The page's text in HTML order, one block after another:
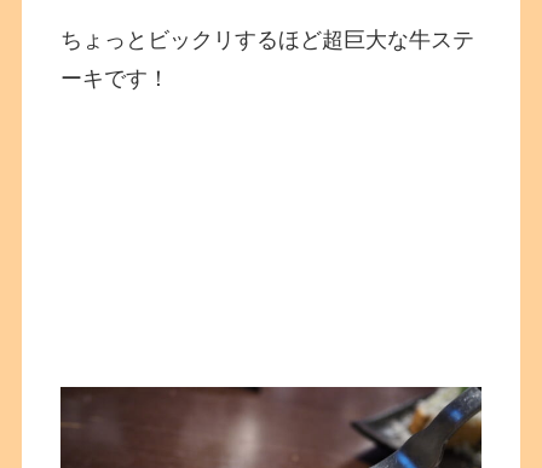
ちょっとビックリするほど超巨大な牛ステ
ーキです！